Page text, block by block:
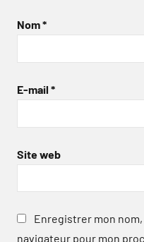
Nom*
E-mail *
Site web
Enregistrer mon
navigateur pour mon